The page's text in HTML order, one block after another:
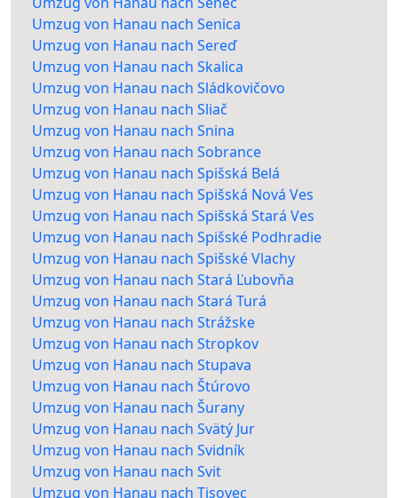
Umzug von Hanau nach Senica
Umzug von Hanau nach Sereď
Umzug von Hanau nach Skalica
Umzug von Hanau nach Sládkovičovo
Umzug von Hanau nach Sliač
Umzug von Hanau nach Snina
Umzug von Hanau nach Sobrance
Umzug von Hanau nach Spišská Belá
Umzug von Hanau nach Spišská Nová Ves
Umzug von Hanau nach Spišská Stará Ves
Umzug von Hanau nach Spišské Podhradie
Umzug von Hanau nach Spišské Vlachy
Umzug von Hanau nach Stará Ľubovňa
Umzug von Hanau nach Stará Turá
Umzug von Hanau nach Strážske
Umzug von Hanau nach Stropkov
Umzug von Hanau nach Stupava
Umzug von Hanau nach Štúrovo
Umzug von Hanau nach Šurany
Umzug von Hanau nach Svätý Jur
Umzug von Hanau nach Svidník
Umzug von Hanau nach Svit
Umzug von Hanau nach Tisovec